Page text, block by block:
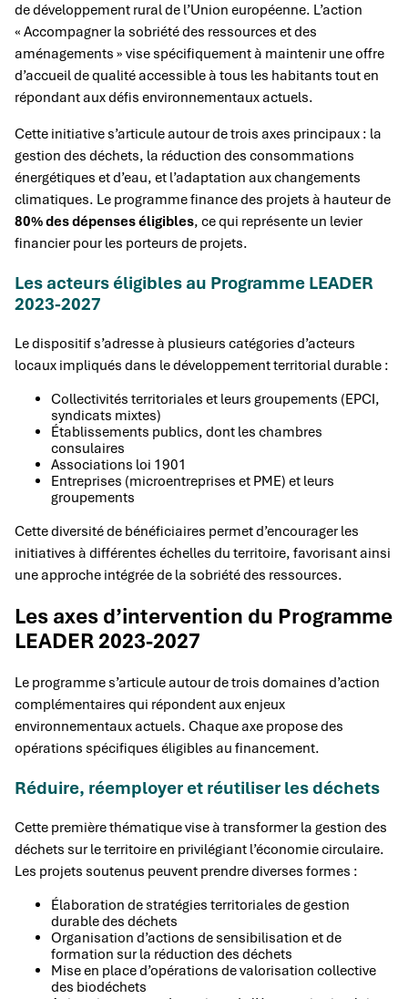
de développement rural de l’Union européenne. L’action
« Accompagner la sobriété des ressources et des
aménagements » vise spécifiquement à maintenir une offre
d’accueil de qualité accessible à tous les habitants tout en
répondant aux défis environnementaux actuels.
Cette initiative s’articule autour de trois axes principaux : la
gestion des déchets, la réduction des consommations
énergétiques et d’eau, et l’adaptation aux changements
climatiques. Le programme finance des projets à hauteur de
80% des dépenses éligibles, ce qui représente un levier
financier pour les porteurs de projets.
Les acteurs éligibles au Programme LEADER
2023-2027
Le dispositif s’adresse à plusieurs catégories d’acteurs
locaux impliqués dans le développement territorial durable :
Collectivités territoriales et leurs groupements (EPCI,
syndicats mixtes)
Établissements publics, dont les chambres
consulaires
Associations loi 1901
Entreprises (microentreprises et PME) et leurs
groupements
Cette diversité de bénéficiaires permet d’encourager les
initiatives à différentes échelles du territoire, favorisant ainsi
une approche intégrée de la sobriété des ressources.
Les axes d’intervention du Programme
LEADER 2023-2027
Le programme s’articule autour de trois domaines d’action
complémentaires qui répondent aux enjeux
environnementaux actuels. Chaque axe propose des
opérations spécifiques éligibles au financement.
Réduire, réemployer et réutiliser les déchets
Cette première thématique vise à transformer la gestion des
déchets sur le territoire en privilégiant l’économie circulaire.
Les projets soutenus peuvent prendre diverses formes :
Élaboration de stratégies territoriales de gestion
durable des déchets
Organisation d’actions de sensibilisation et de
formation sur la réduction des déchets
Mise en place d’opérations de valorisation collective
des biodéchets